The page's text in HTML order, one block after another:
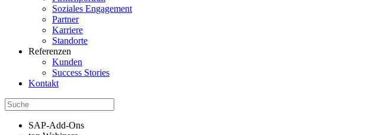
Soziales Engagement
Partner
Karriere
Standorte
Referenzen
Kunden
Success Stories
Kontakt
SAP-Add-Ons